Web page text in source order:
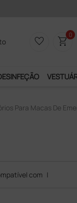
favorite_border shopping_cart0
Para Macas De
com |